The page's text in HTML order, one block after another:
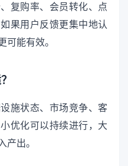
复购率、会员转化、点
果用户反馈更集中地认
可能有效。
施状态、市场竞争、客
优化可以持续进行，大
出。